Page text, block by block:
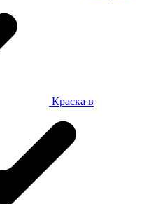
Краска в